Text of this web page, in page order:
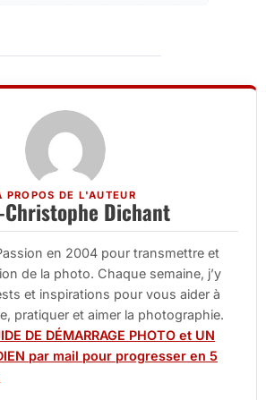
PROPOS DE L'AUTEUR
Christophe Dichant
en 2004 pour transmettre et
de la photo. Chaque semaine, j’y
et inspirations pour vous aider à
pratiquer et aimer la photographie.
DE DÉMARRAGE PHOTO et UN
par mail pour progresser en 5